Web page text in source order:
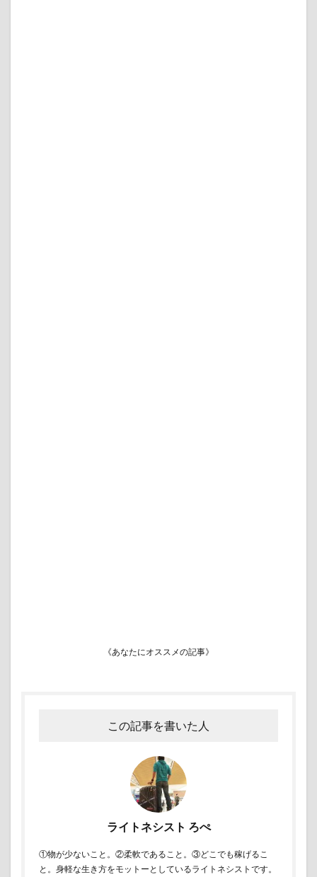
《あなたにオススメの記事》
この記事を書いた人
ライトネシスト ろぺ
①物が少ないこと。②柔軟であること。③どこでも稼げるこ
と。身軽な生き方をモットーとしているライトネシストです。